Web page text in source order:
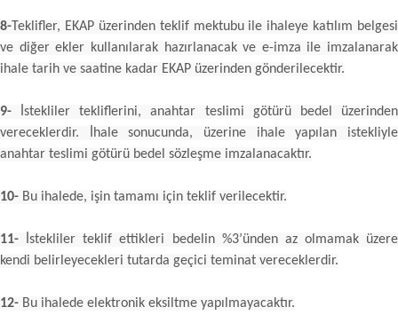
8- Teklifler, EKAP üzerinden teklif mektubu ile ihaleye katılım belgesi
ve diğer ekler kullanılarak hazırlanacak ve e-imza ile imzalanarak
ihale tarih ve saatine kadar EKAP üzerinden gönderilecektir.
9- İstekliler tekliflerini, anahtar teslimi götürü bedel üzerinden
vereceklerdir. İhale sonucunda, üzerine ihale yapılan istekliyle
anahtar teslimi götürü bedel sözleşme imzalanacaktır.
10- Bu ihalede, işin tamamı için teklif verilecektir.
11- İstekliler teklif ettikleri bedelin %3’ünden az olmamak üzere
kendi belirleyecekleri tutarda geçici teminat vereceklerdir.
12- Bu ihalede elektronik eksiltme yapılmayacaktır.